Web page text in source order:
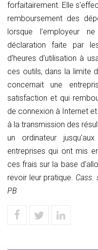
forfaitairement. Elle
remboursement des
lorsque l'employeur
déclaration faite par
d'heures d'utilisation à
ces outils, dans la limite
concernait une
satisfaction et qui
de connexion à Internet
à la transmission des
un ordinateur
entreprises qui ont mis
ces frais sur la base
revoir leur pratique. Cass.
PB